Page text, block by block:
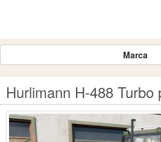
Marca
Hurlimann H-488